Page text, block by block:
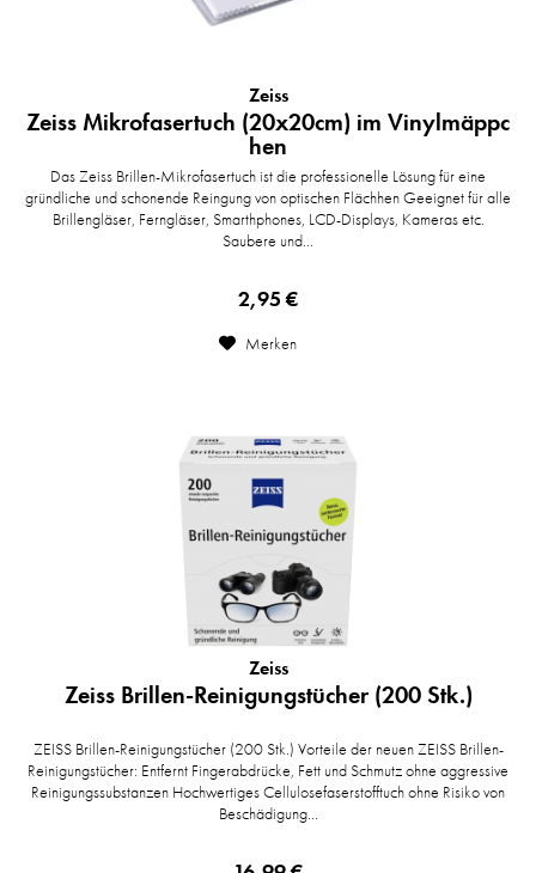
Zeiss
Zeiss Mikrofasertuch (20x20cm) im Vinylmäppc
hen
Das Zeiss Brillen-Mikrofasertuch ist die professionelle Lösung für eine
gründliche und schonende Reingung von optischen Flächhen Geeignet für alle
Brillengläser, Ferngläser, Smarthphones, LCD-Displays, Kameras etc.
Saubere und...
2,95 €
Merken
Zeiss
Zeiss Brillen-Reinigungstücher (200 Stk.)
ZEISS Brillen-Reinigungstücher (200 Stk.) Vorteile der neuen ZEISS Brillen-
Reinigungstücher: Entfernt Fingerabdrücke, Fett und Schmutz ohne aggressive
Reinigungssubstanzen Hochwertiges Cellulosefaserstofftuch ohne Risiko von
Beschädigung...